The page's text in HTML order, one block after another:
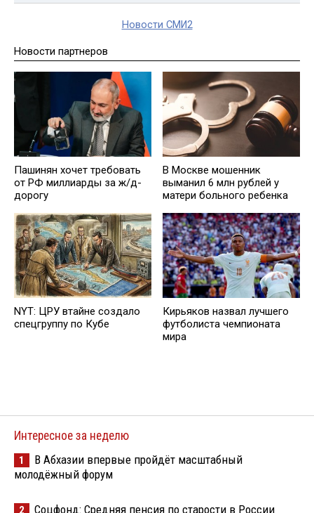
Новости СМИ2
Новости партнеров
Пашинян хочет требовать
от РФ миллиарды за ж/д-
дорогу
В Москве мошенник
выманил 6 млн рублей у
матери больного ребенка
NYT: ЦРУ втайне создало
спецгруппу по Кубе
Кирьяков назвал лучшего
футболиста чемпионата
мира
Интересное за неделю
1
В Абхазии впервые пройдёт масштабный
молодёжный форум
2
Соцфонд: Средняя пенсия по старости в России